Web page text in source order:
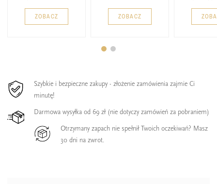
ZOBACZ ZOBACZ
Szybkie i bezpieczne zakupy - złożenie zamówienia zajmie Ci
minutę!
Darmowa wysyłka od 69 zł (nie dotyczy zamówień za pobraniem)
Otrzymany zapach nie spełnił Twoich oczekiwań? Masz
30 dni na zwrot.